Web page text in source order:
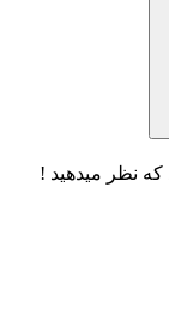
نظر میدهید !